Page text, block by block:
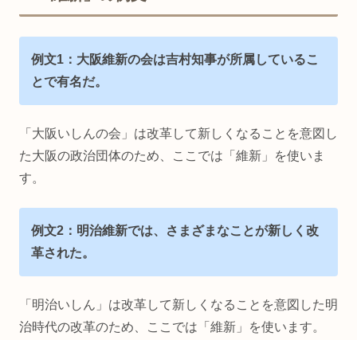
例文1：大阪維新の会は吉村知事が所属しているこ
とで有名だ。
「大阪いしんの会」は改革して新しくなることを意図し
た大阪の政治団体のため、ここでは「維新」を使いま
す。
例文2：明治維新では、さまざまなことが新しく改
革された。
「明治いしん」は改革して新しくなることを意図した明
治時代の改革のため、ここでは「維新」を使います。